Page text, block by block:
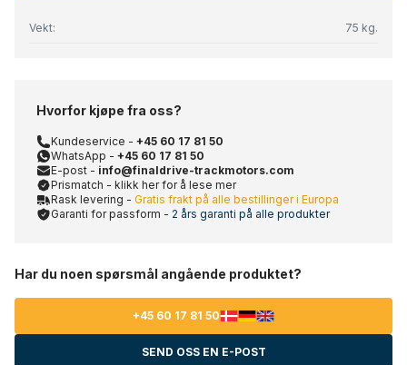
Vekt: 75 kg.
Hvorfor kjøpe fra oss?
Kundeservice - +45 60 17 81 50
WhatsApp - +45 60 17 81 50
E-post - info@finaldrive-trackmotors.com
Prismatch - klikk her for å lese mer
Rask levering - Gratis frakt på alle bestillinger i Europa
Garanti for passform - 2 års garanti på alle produkter
Har du noen spørsmål angående produktet?
+45 60 17 81 50
SEND OSS EN E-POST